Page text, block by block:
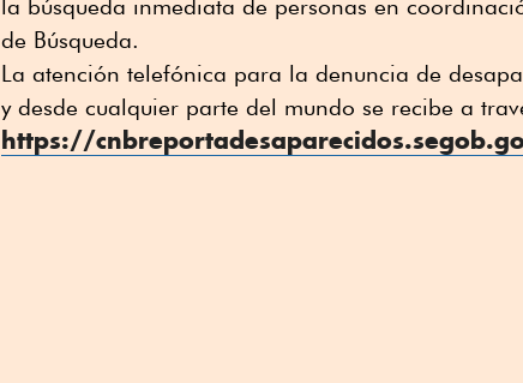
la búsqueda inmediata de personas en
de Búsqueda.
La atención telefónica para la denuncia de
y desde cualquier parte del mundo se recibe a
https://